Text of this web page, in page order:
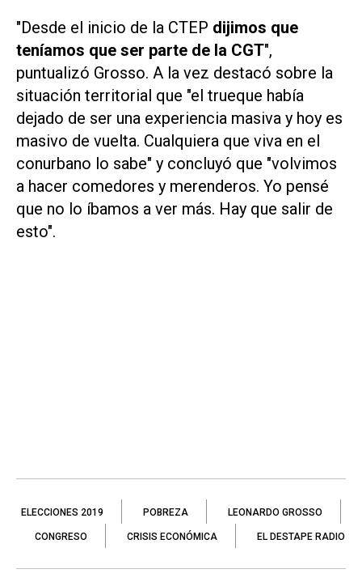
"Desde el inicio de la CTEP dijimos que
teníamos que ser parte de la CGT",
puntualizó Grosso. A la vez destacó sobre la
situación territorial que "el trueque había
dejado de ser una experiencia masiva y hoy es
masivo de vuelta. Cualquiera que viva en el
conurbano lo sabe" y concluyó que "volvimos
a hacer comedores y merenderos. Yo pensé
que no lo íbamos a ver más. Hay que salir de
esto".
ELECCIONES 2019 POBREZA LEONARDO GROSSO
CONGRESO CRISIS ECONÓMICA EL DESTAPE RADIO